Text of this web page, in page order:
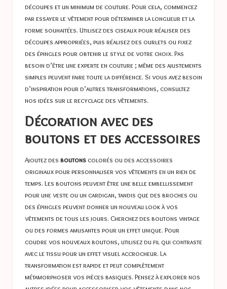
découpes et un minimum de couture. Pour cela, commencez
par essayer le vêtement pour déterminer la longueur et la
forme souhaitées. Utilisez des ciseaux pour réaliser des
découpes appropriées, puis réalisez des ourlets ou fixez
des épingles pour obtenir le style de votre choix. Pas
besoin d’être une experte en couture ; même des ajustements
simples peuvent faire toute la différence. Si vous avez besoin
d’inspiration pour d’autres transformations, consultez
nos idées sur le recyclage des vêtements.
Décoration avec des
boutons et des accessoires
Ajoutez des boutons colorés ou des accessoires
originaux pour personnaliser vos vêtements en un rien de
temps. Les boutons peuvent être une belle embellissement
pour une veste ou un cardigan, tandis que des broches ou
des épingles peuvent donner un nouveau look à vos
vêtements de tous les jours. Cherchez des boutons vintage
ou des formes amusantes pour un effet unique. Pour
coudre vos nouveaux boutons, utilisez du fil qui contraste
avec le tissu pour un effet visuel accrocheur. La
transformation est rapide et peut complètement
métamorphoser vos pièces basiques. Pensez à explorer nos